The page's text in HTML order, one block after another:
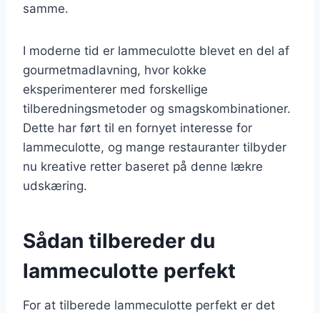
samme.
I moderne tid er lammeculotte blevet en del af
gourmetmadlavning, hvor kokke
eksperimenterer med forskellige
tilberedningsmetoder og smagskombinationer.
Dette har ført til en fornyet interesse for
lammeculotte, og mange restauranter tilbyder
nu kreative retter baseret på denne lækre
udskæring.
Sådan tilbereder du
lammeculotte perfekt
For at tilberede lammeculotte perfekt er det